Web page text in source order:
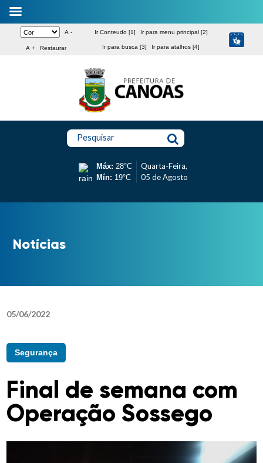
A -
A + Restaurar
Ir Conteudo [1] Ir para menu principal [2]
Ir para busca [3] Ir para atalhos [4]
Pesquisar
Máx: 28°C
Mín: 19°C
Quarta-Feira,
05 de Agosto
Notícias
05/06/2022
Segurança
Final de semana com
Operação Sossego